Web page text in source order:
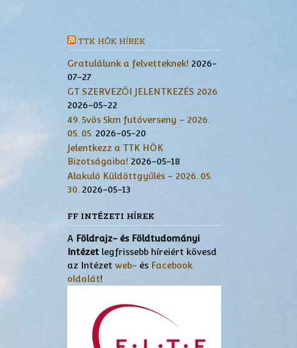
TTK HÖK HÍREK
Gratulálunk a felvetteknek! 2026-
07-27
GT SZERVEZŐI JELENTKEZÉS 2026
2026-05-22
49. 5vös 5km futóverseny – 2026.
05. 05. 2026-05-20
Jelentkezz a TTK HÖK
Bizotságaiba! 2026-05-18
Alakuló Küldöttgyűlés – 2026. 05.
30. 2026-05-13
FF INTÉZETI HÍREK
A Földrajz- és Földtudományi
Intézetlegfrissebb híreiért kövesd
az Intézet web-és Facebook
oldalát!